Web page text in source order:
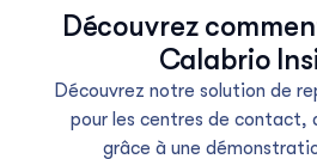
Découvrez
Calabrio
Découvrez notre solution de
pour les centres de contact,
grâce à une